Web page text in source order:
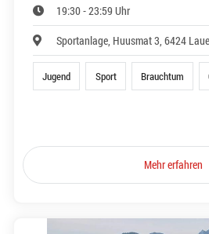
19:30 - 23:59 Uhr
Sportanlage, Huusmat 3, 6424
Jugend Sport Brauchtum
Mehr erfahren